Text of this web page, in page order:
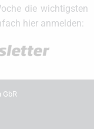
die wichtigsten
hier anmelden: